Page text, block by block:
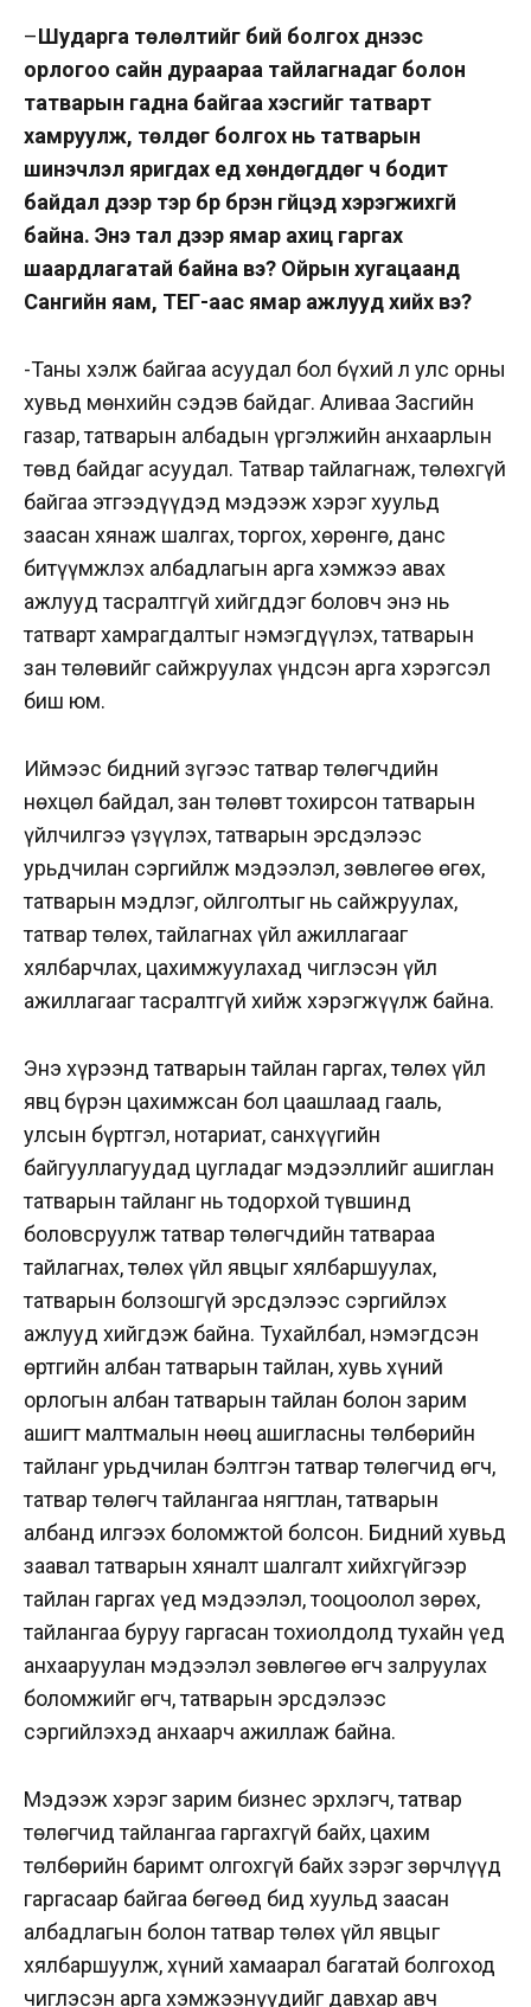
–Шударга төлөлтийг бий болгох үүднээс
орлогоо сайн дураараа тайлагнадаг болон
татварын гадна байгаа хэсгийг татварт
хамруулж, төлдөг болгох нь татварын
шинэчлэл яригдах үед хөндөгддөг ч бодит
байдал дээр тэр бүр бүрэн гүйцэд хэрэгжихгүй
байна. Энэ тал дээр ямар ахиц гаргах
шаардлагатай байна вэ? Ойрын хугацаанд
Сангийн яам, ТЕГ-аас ямар ажлууд хийх вэ?
-Таны хэлж байгаа асуудал бол бүхий л улс орны
хувьд мөнхийн сэдэв байдаг. Аливаа Засгийн
газар, татварын албадын үргэлжийн анхаарлын
төвд байдаг асуудал. Татвар тайлагнаж, төлөхгүй
байгаа этгээдүүдэд мэдээж хэрэг хуульд
заасан хянаж шалгах, торгох, хөрөнгө, данс
битүүмжлэх албадлагын арга хэмжээ авах
ажлууд тасралтгүй хийгддэг боловч энэ нь
татварт хамрагдалтыг нэмэгдүүлэх, татварын
зан төлөвийг сайжруулах үндсэн арга хэрэгсэл
биш юм.
Иймээс бидний зүгээс татвар төлөгчдийн
нөхцөл байдал, зан төлөвт тохирсон татварын
үйлчилгээ үзүүлэх, татварын эрсдэлээс
урьдчилан сэргийлж мэдээлэл, зөвлөгөө өгөх,
татварын мэдлэг, ойлголтыг нь сайжруулах,
татвар төлөх, тайлагнах үйл ажиллагааг
хялбарчлах, цахимжуулахад чиглэсэн үйл
ажиллагааг тасралтгүй хийж хэрэгжүүлж байна.
Энэ хүрээнд татварын тайлан гаргах, төлөх үйл
явц бүрэн цахимжсан бол цаашлаад гааль,
улсын бүртгэл, нотариат, санхүүгийн
байгууллагуудад цугладаг мэдээллийг ашиглан
татварын тайланг нь тодорхой түвшинд
боловсруулж татвар төлөгчдийн татвараа
тайлагнах, төлөх үйл явцыг хялбаршуулах,
татварын болзошгүй эрсдэлээс сэргийлэх
ажлууд хийгдэж байна. Тухайлбал, нэмэгдсэн
өртгийн албан татварын тайлан, хувь хүний
орлогын албан татварын тайлан болон зарим
ашигт малтмалын нөөц ашигласны төлбөрийн
тайланг урьдчилан бэлтгэн татвар төлөгчид өгч,
татвар төлөгч тайлангаа нягтлан, татварын
албанд илгээх боломжтой болсон. Бидний хувьд
заавал татварын хяналт шалгалт хийхгүйгээр
тайлан гаргах үед мэдээлэл, тооцоолол зөрөх,
тайлангаа буруу гаргасан тохиолдолд тухайн үед
анхааруулан мэдээлэл зөвлөгөө өгч залруулах
боломжийг өгч, татварын эрсдэлээс
сэргийлэхэд анхаарч ажиллаж байна.
Мэдээж хэрэг зарим бизнес эрхлэгч, татвар
төлөгчид тайлангаа гаргахгүй байх, цахим
төлбөрийн баримт олгохгүй байх зэрэг зөрчлүүд
гаргасаар байгаа бөгөөд бид хуульд заасан
албадлагын болон татвар төлөх үйл явцыг
хялбаршуулж, хүний хамаарал багатай болгоход
чиглэсэн арга хэмжээнүүдийг давхар авч